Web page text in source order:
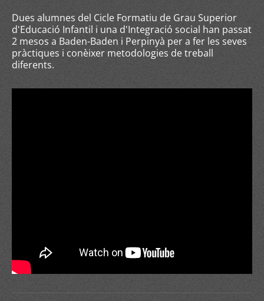
Dues alumnes del Cicle Formatiu de Grau Superior
d'Educació Infantil i una d'Integració social han passat
2 mesos a Baden-Baden i Perpinyà per a fer les seves
pràctiques i conèixer metodologies de treball
diferents.